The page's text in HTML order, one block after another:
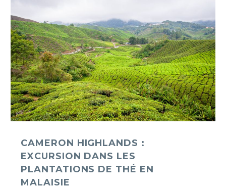
:
excursion
dans
les
plantations
de
thé
en
Malaisie
CAMERON HIGHLANDS :
EXCURSION DANS LES
PLANTATIONS DE THÉ EN
MALAISIE